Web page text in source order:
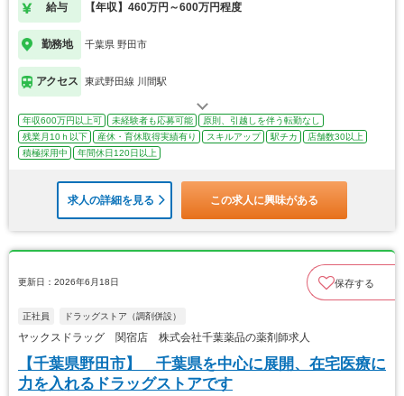
給与 【年収】460万円～600万円程度
勤務地 千葉県 野田市
アクセス 東武野田線 川間駅
年収600万円以上可 未経験者も応募可能
原則、引越しを伴う転勤なし
残業月10ｈ以下
産休・育休取得実績有り スキルアップ 駅チカ
店舗数30以上
積極採用中
年間休日120日以上
求人の詳細を見る この求人に興味がある
更新日：2026年6月18日 保存する
正社員 ドラッグストア（調剤併設）
ヤックスドラッグ 関宿店 株式会社千葉薬品の薬剤師求人
【千葉県野田市】 千葉県を中心に展開、在宅医療に
力を入れるドラッグストアです